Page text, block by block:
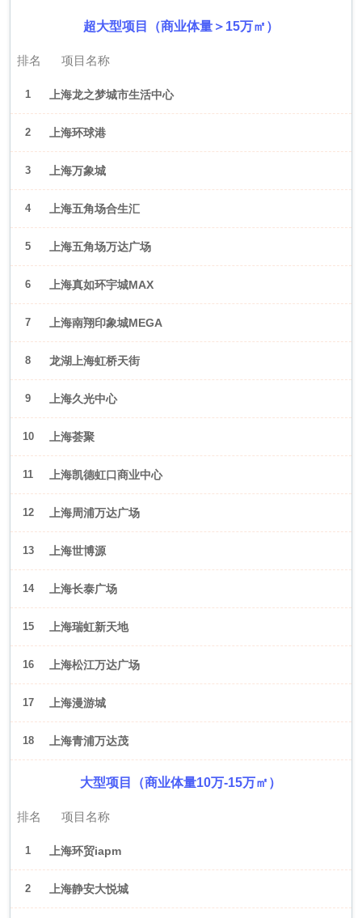
超大型项目（商业体量＞15万㎡）
排名 项目名称
1 上海龙之梦城市生活中心
2 上海环球港
3 上海万象城
4 上海五角场合生汇
5 上海五角场万达广场
6 上海真如环宇城MAX
7 上海南翔印象城MEGA
8 龙湖上海虹桥天街
9 上海久光中心
10 上海荟聚
11 上海凯德虹口商业中心
12 上海周浦万达广场
13 上海世博源
14 上海长泰广场
15 上海瑞虹新天地
16 上海松江万达广场
17 上海漫游城
18 上海青浦万达茂
大型项目（商业体量10万-15万㎡）
排名 项目名称
1 上海环贸iapm
2 上海静安大悦城